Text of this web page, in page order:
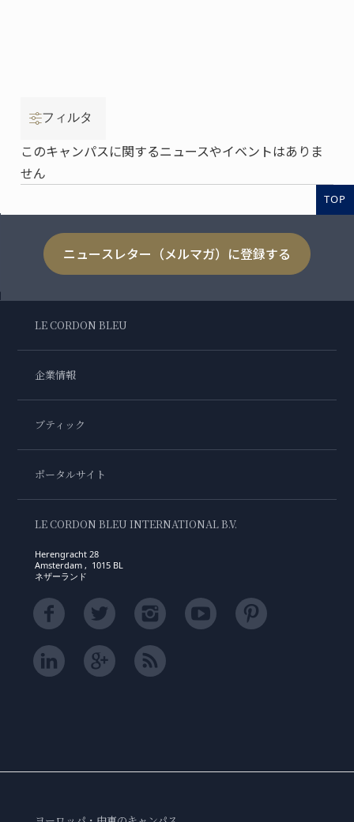
フィルタ
このキャンパスに関するニュースやイベントはありま
せん
TOP
ニュースレター（メルマガ）に登録する
LE CORDON BLEU
企業情報
ブティック
ポータルサイト
LE CORDON BLEU INTERNATIONAL B.V.
Herengracht 28
Amsterdam , 1015 BL
ネザーランド